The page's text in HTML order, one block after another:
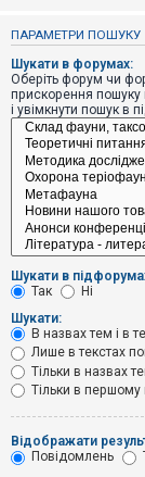
і
п
о
в
і
д
в
н
т
е
м
и
о
ш
ПАРАМЕТРИ ПОШУКУ
Шукати в форумах:
Оберіть форум чи
прискорення пошуку
і увімкнути пошук в
Шукати в
Так
Ні
Шукати:
В назвах тем і в
Лише в текстах
Тільки в назвах
Тільки в першому
Відображати
Повідомлень